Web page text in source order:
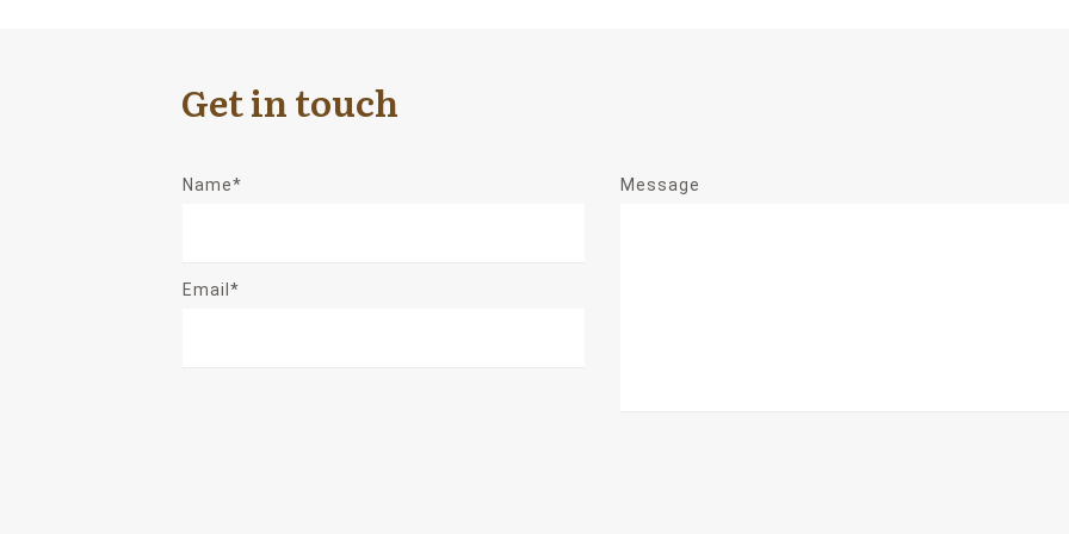
Get in touch
Name*
Email*
Message